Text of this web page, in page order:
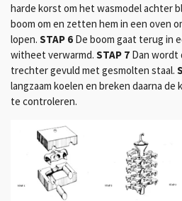
harde korst om het wasmodel achter
boom om en zetten hem in een oven
lopen. STAP 6 De boom gaat terug in
witheet verwarmd. STAP 7 Dan wordt
trechter gevuld met gesmolten staal.
langzaam koelen en breken daarna
te controleren.